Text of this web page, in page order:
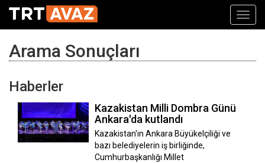
Arama Sonuçları
Haberler
Kazakistan Milli Dombra Günü
Ankara'da kutlandı
Kazakistan'ın Ankara Büyükelçiliği ve
bazı belediyelerin iş birliğinde,
Cumhurbaşkanlığı Millet